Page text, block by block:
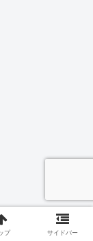
プ サイドバー